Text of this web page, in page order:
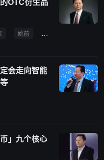
姚前 智能合约
会走向智能
」九个核心